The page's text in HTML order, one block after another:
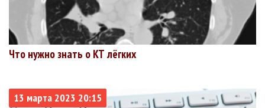
Что нужно знать о КТ лёгких
13 марта 2023 20:15